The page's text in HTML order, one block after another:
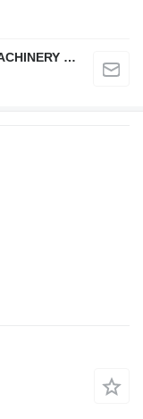
XUZHOU DINGHUA CONTSTRUCTION MACHINERY CO., LTD.